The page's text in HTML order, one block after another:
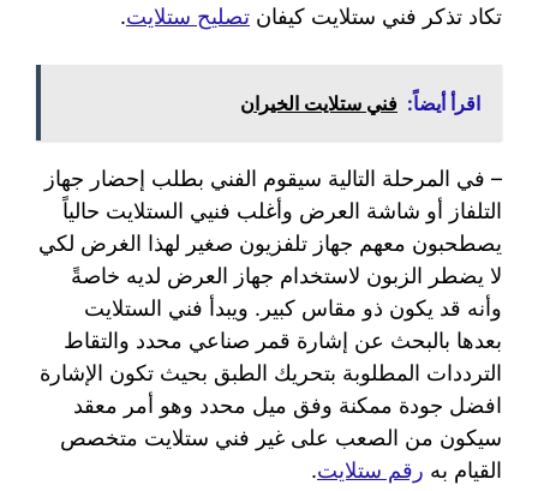
تكاد تذكر فني ستلايت كيفان تصليح ستلايت.
اقرأ أيضاً: فني ستلايت الخيران
– في المرحلة التالية سيقوم الفني بطلب إحضار جهاز
التلفاز أو شاشة العرض وأغلب فنيي الستلايت حالياً
يصطحبون معهم جهاز تلفزيون صغير لهذا الغرض لكي
لا يضطر الزبون لاستخدام جهاز العرض لديه خاصةً
وأنه قد يكون ذو مقاس كبير. ويبدأ فني الستلايت
بعدها بالبحث عن إشارة قمر صناعي محدد والتقاط
الترددات المطلوبة بتحريك الطبق بحيث تكون الإشارة
افضل جودة ممكنة وفق ميل محدد وهو أمر معقد
سيكون من الصعب على غير فني ستلايت متخصص
القيام به رقم ستلايت.